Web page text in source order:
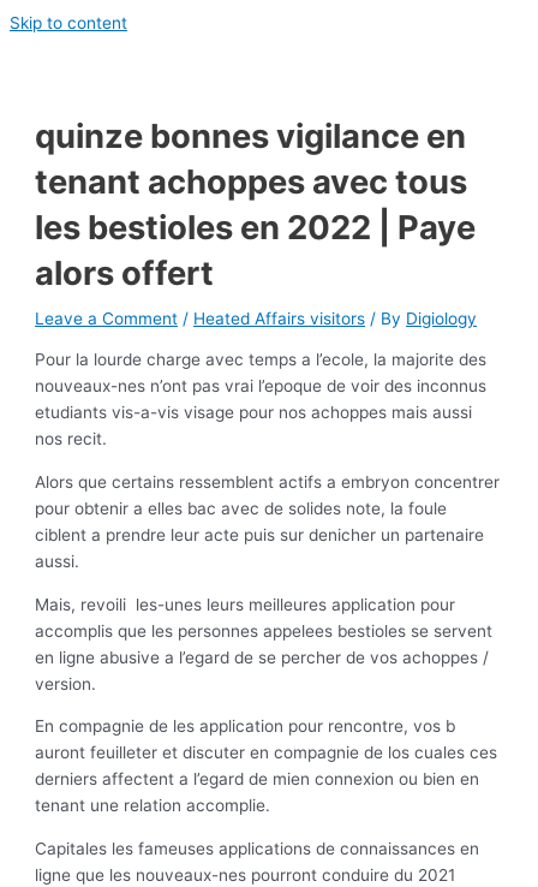
Skip to content
quinze bonnes vigilance en
tenant achoppes avec tous
les bestioles en 2022 | Paye
alors offert
Leave a Comment / Heated Affairs visitors / By Digiology
Pour la lourde charge avec temps a l’ecole, la majorite des
nouveaux-nes n’ont pas vrai l’epoque de voir des inconnus
etudiants vis-a-vis visage pour nos achoppes mais aussi
nos recit.
Alors que certains ressemblent actifs a embryon concentrer
pour obtenir a elles bac avec de solides note, la foule
ciblent a prendre leur acte puis sur denicher un partenaire
aussi.
Mais, revoili les-unes leurs meilleures application pour
accomplis que les personnes appelees bestioles se servent
en ligne abusive a l’egard de se percher de vos achoppes /
version.
En compagnie de les application pour rencontre, vos b
auront feuilleter et discuter en compagnie de los cuales ces
derniers affectent a l’egard de mien connexion ou bien en
tenant une relation accomplie.
Capitales les fameuses applications de connaissances en
ligne que les nouveaux-nes pourront conduire du 2021